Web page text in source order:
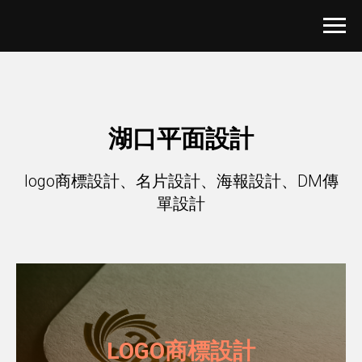
湖口平面設計
logo商標設計、名片設計、海報設計、DM傳
單設計
LOGO商標設計